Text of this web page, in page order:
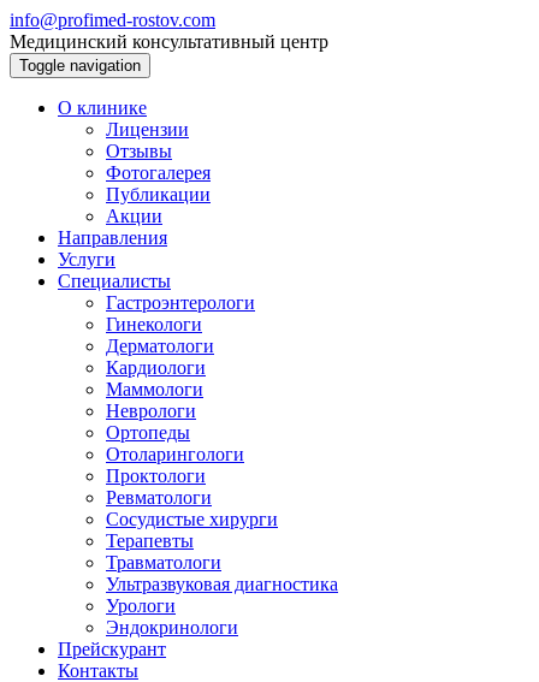
info@profimed-rostov.com
Медицинский консультативный центр
Toggle navigation
О клинике
Лицензии
Отзывы
Фотогалерея
Публикации
Акции
Направления
Услуги
Специалисты
Гастроэнтерологи
Гинекологи
Дерматологи
Кардиологи
Маммологи
Неврологи
Ортопеды
Отоларингологи
Проктологи
Ревматологи
Сосудистые хирурги
Терапевты
Травматологи
Ультразвуковая диагностика
Урологи
Эндокринологи
Прейскурант
Контакты